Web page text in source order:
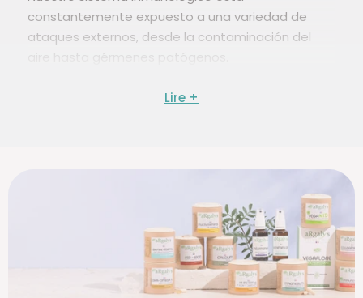
constantemente expuesto a una variedad de
ataques externos, desde la contaminación del
aire hasta gérmenes patógenos.
alimentación también pueden debilitar nuestra